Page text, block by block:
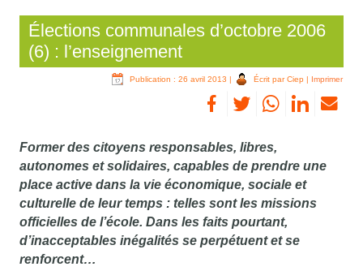
Élections communales d’octobre 2006
(6) : l’enseignement
Publication : 26 avril 2013 | Écrit par Ciep| Imprimer
Former des citoyens responsables, libres,
autonomes et solidaires, capables de prendre une
place active dans la vie économique, sociale et
culturelle de leur temps : telles sont les missions
officielles de l’école. Dans les faits pourtant,
d’inacceptables inégalités se perpétuent et se
renforcent…